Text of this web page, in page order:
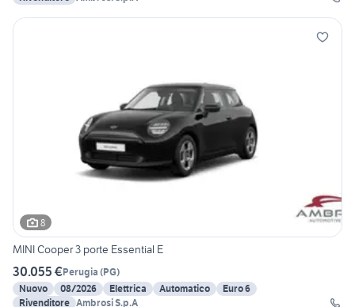
8
MINI Cooper 3 porte Essential E
30.055 €Perugia (PG)
Nuovo
08/2026 Elettrica Automatico
Euro 6
Rivenditore Ambrosi S.p.A